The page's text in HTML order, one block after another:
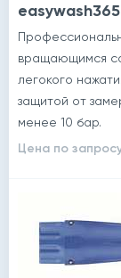
вращающимся
легокого
защитой от
менее 10 бар.
Цена по